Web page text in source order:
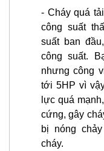
- Cháy quá
công suất
suất ban
công suất.
nhưng công
tới 5HP vì
lực quá
cứng, gây
bị nóng
cháy.